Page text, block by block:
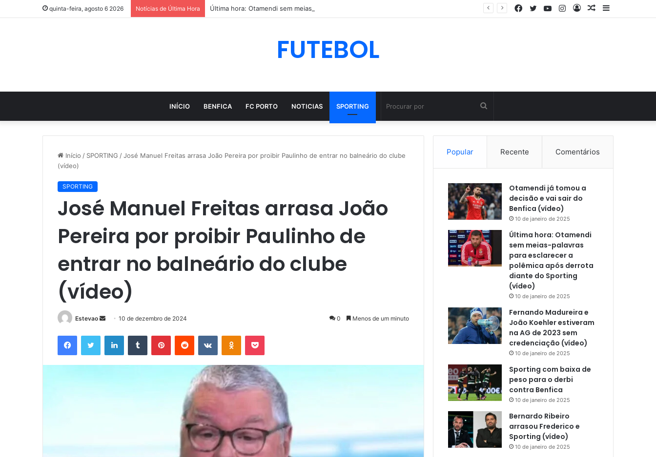
quinta-feira, agosto 6 2026 Notícias de Última Hora
Barra
Artigo
Entrar
Instagram
YouTube
Twitter
Facebook
FUTEBOL
INÍCIO BENFICA FC PORTO NOTICIAS SPORTING Procurar
por
Início / SPORTING /José Manuel Freitas arrasa João Pereira por proibir Paulinho de entrar no balneário do clube
(vídeo)
SPORTING
José Manuel Freitas arrasa João
Pereira por proibir Paulinho de
entrar no balneário do clube
(vídeo)
Estevao
Mande
mail
10 de dezembro de 2024 0 Menos de um minuto
FacebookTwitter LinkedinTumblr PinterestReddit VK OK Pocket
Popular Recente Comentários
Otamendi já tomou a
decisão e vai sair do
Benfica (vídeo)
10 de janeiro de 2025
Última hora: Otamendi
sem meias-palavras
para esclarecer a
polêmica após derrota
diante do Sporting
(vídeo)
10 de janeiro de 2025
Fernando Madureira e
João Koehler estiveram
na AG de 2023 sem
credenciação (vídeo)
10 de janeiro de 2025
Sporting com baixa de
peso para o derbi
contra Benfica
10 de janeiro de 2025
Bernardo Ribeiro
arrasou Frederico e
Sporting (vídeo)
10 de janeiro de 2025